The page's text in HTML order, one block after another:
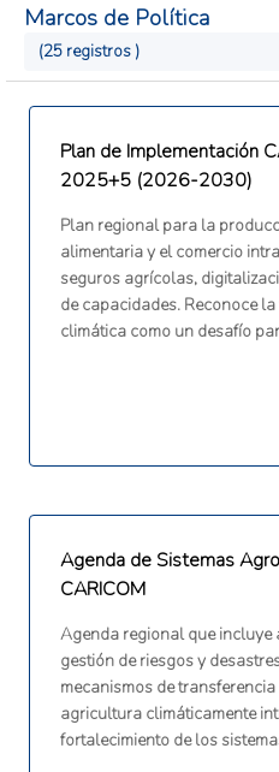
Marcos de Política
(25 registros )
Plan de Implementación
2025+5 (2026-2030)
Plan regional para la
alimentaria y el comercio
seguros agrícolas,
de capacidades. Reconoce
climática como un desafío
Agenda de Sistemas
CARICOM
Agenda regional que incluye
gestión de riesgos y
mecanismos de
agricultura climáticamente
fortalecimiento de los